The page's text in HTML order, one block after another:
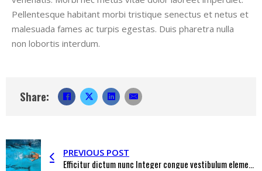
Pellentesque habitant morbi tristique senectus et netus et
malesuada fames ac turpis egestas. Duis pharetra nulla
non lobortis interdum.
Share:
PREVIOUS POST
Efficitur dictum nunc Integer congue vestibulum elementum